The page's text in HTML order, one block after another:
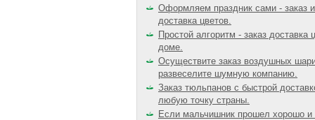
Оформляем праздник сами - заказ и
доставка цветов.
Простой алгоритм - заказ доставка
доме.
Осуществите заказ воздушных
развеселите шумную компанию.
Заказ тюльпанов с быстрой
любую точку страны.
Если мальчишник прошел хорошо и